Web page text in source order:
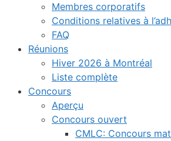
Membres corporatifs
Conditions relatives à
FAQ
Réunions
Hiver 2026 à Montréal
Liste complète
Concours
Aperçu
Concours ouvert
CMLC: Concours